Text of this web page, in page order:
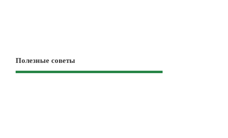
Полезные советы